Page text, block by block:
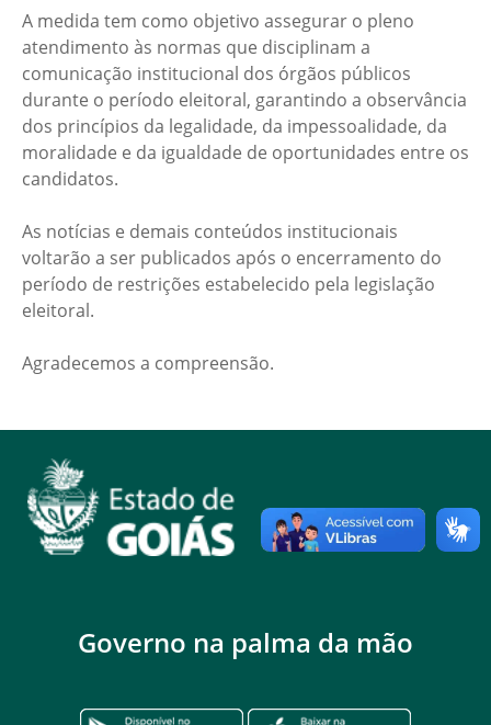
A medida tem como objetivo assegurar o pleno
atendimento às normas que disciplinam a
comunicação institucional dos órgãos públicos
durante o período eleitoral, garantindo a observância
dos princípios da legalidade, da impessoalidade, da
moralidade e da igualdade de oportunidades entre os
candidatos.
As notícias e demais conteúdos institucionais
voltarão a ser publicados após o encerramento do
período de restrições estabelecido pela legislação
eleitoral.
Agradecemos a compreensão.
Governo na palma da mão